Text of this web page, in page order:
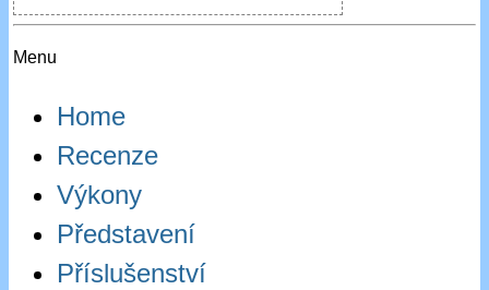
Menu
Home
Recenze
Výkony
Představení
Příslušenství